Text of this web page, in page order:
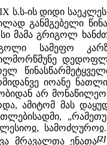
ს.ს-ის დიდი
განმგებელი
მამა გრიგოლ
სამეფო
იოანე
არ
ამიტომ მას
მრავალთა ენათა[2]